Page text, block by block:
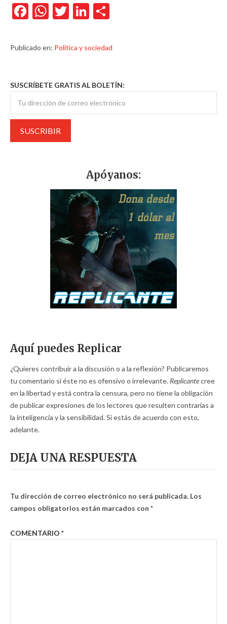
Facebook
WhatsApp
TwitterLinkedIn
Publicado en: Política y sociedad
SUSCRÍBETE GRATIS AL BOLETÍN:
Apóyanos:
Aquí puedes Replicar
¿Quieres contribuir a la discusión o a la reflexión? Publicaremos
tu comentario si éste no es ofensivo o irrelevante. Replicantecree
en la libertad y está contra la censura, pero no tiene la obligación
de publicar expresiones de los lectores que resulten contrarias a
la inteligencia y la sensibilidad. Si estás de acuerdo con esto,
adelante.
DEJA UNA RESPUESTA
Tu dirección de correo electrónico no será publicada. Los
campos obligatorios están marcados con *
COMENTARIO *